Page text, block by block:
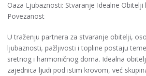
Oaza Ljubaznosti: Stvaranje Idealne
Povezanost
U traženju partnera za stvaranje obitelji,
ljubaznosti, pažljivosti i topline postaju
sretnog i harmoničnog doma. Idealna
zajednica ljudi pod istim krovom, već